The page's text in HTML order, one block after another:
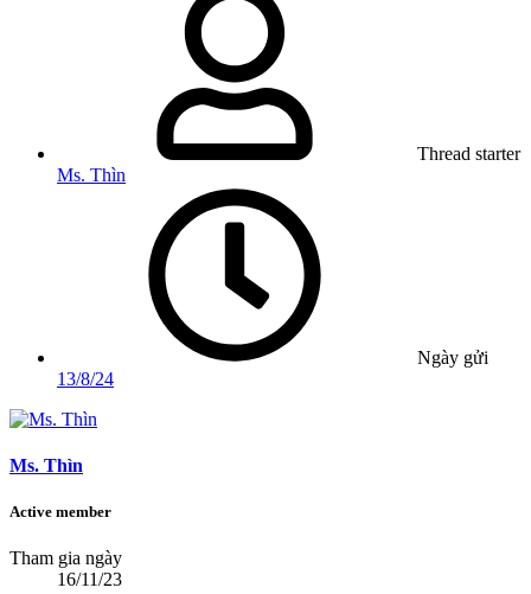
Thread starter
Ms. Thìn
Ngày gửi
13/8/24
Ms. Thìn
Active member
Tham gia ngày
16/11/23